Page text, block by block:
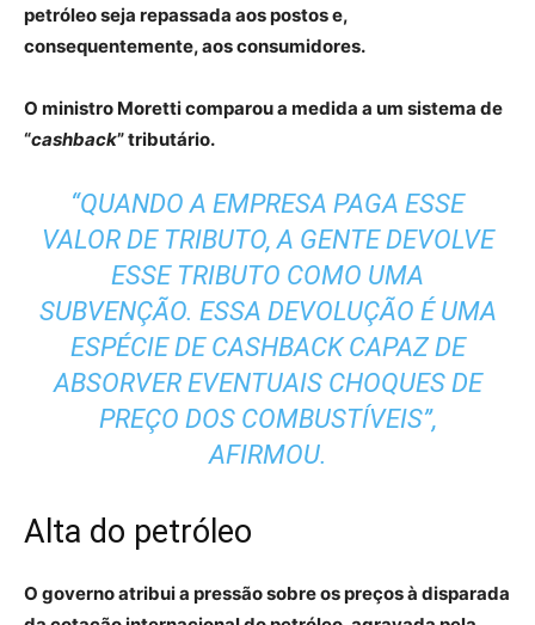
petróleo seja repassada aos postos e,
consequentemente, aos consumidores.
O ministro Moretti comparou a medida a um sistema de
“cashback” tributário.
“QUANDO A EMPRESA PAGA ESSE
VALOR DE TRIBUTO, A GENTE DEVOLVE
ESSE TRIBUTO COMO UMA
SUBVENÇÃO. ESSA DEVOLUÇÃO É UMA
ESPÉCIE DE CASHBACKCAPAZ DE
ABSORVER EVENTUAIS CHOQUES DE
PREÇO DOS COMBUSTÍVEIS”,
AFIRMOU.
Alta do petróleo
O governo atribui a pressão sobre os preços à disparada